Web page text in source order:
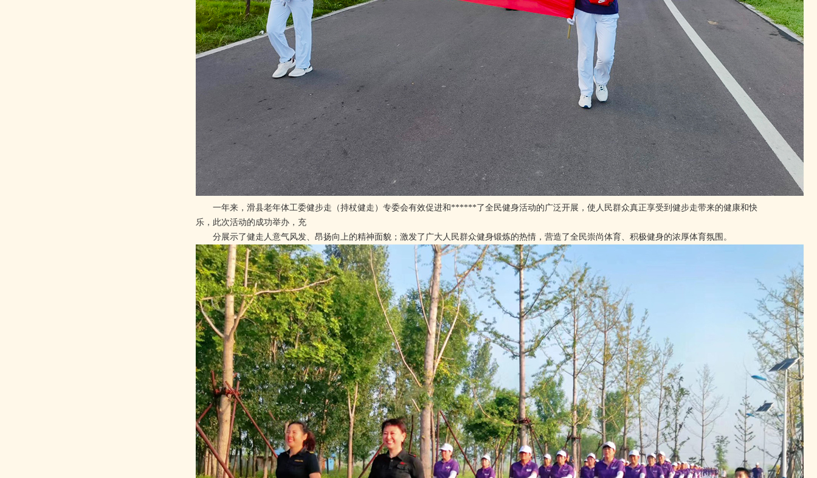
一年来，滑县老年体工委健步走（持杖健走）专委会有效促进和******了全民健身活动的广泛开展，使人民群众真正享受到健步走带来的健康和快
乐，此次活动的成功举办，充
分展示了健走人意气风发、昂扬向上的精神面貌；激发了广大人民群众健身锻炼的热情，营造了全民崇尚体育、积极健身的浓厚体育氛围。